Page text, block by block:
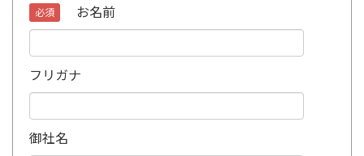
必須 お名前
フリガナ
御社名